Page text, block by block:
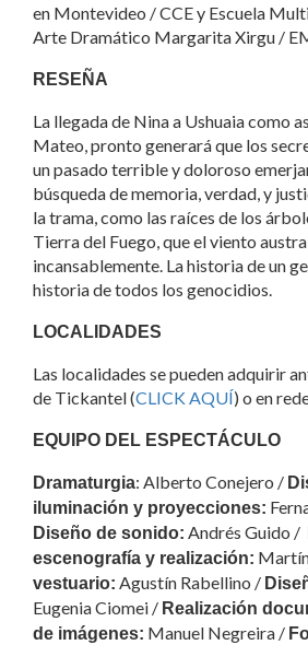
en Montevideo / CCE y Escuela
Arte Dramático Margarita Xirgu /
RESEÑA
La llegada de Nina a Ushuaia como
Mateo, pronto generará que los
un pasado terrible y doloroso
búsqueda de memoria, verdad, y
la trama, como las raíces de los
Tierra del Fuego, que el viento
incansablemente. La historia de un
historia de todos los genocidios.
LOCALIDADES
Las localidades se pueden adquirir
de Tickantel (CLICK AQUÍ) o en
EQUIPO DEL ESPECTÁCULO
Dramaturgia: Alberto Conejero /
iluminación y proyecciones:
Diseño de sonido: Andrés Guido /
escenografía y realización:
vestuario: Agustín Rabellino /
Eugenia Ciomei / Realización
de imágenes: Manuel Negreira /